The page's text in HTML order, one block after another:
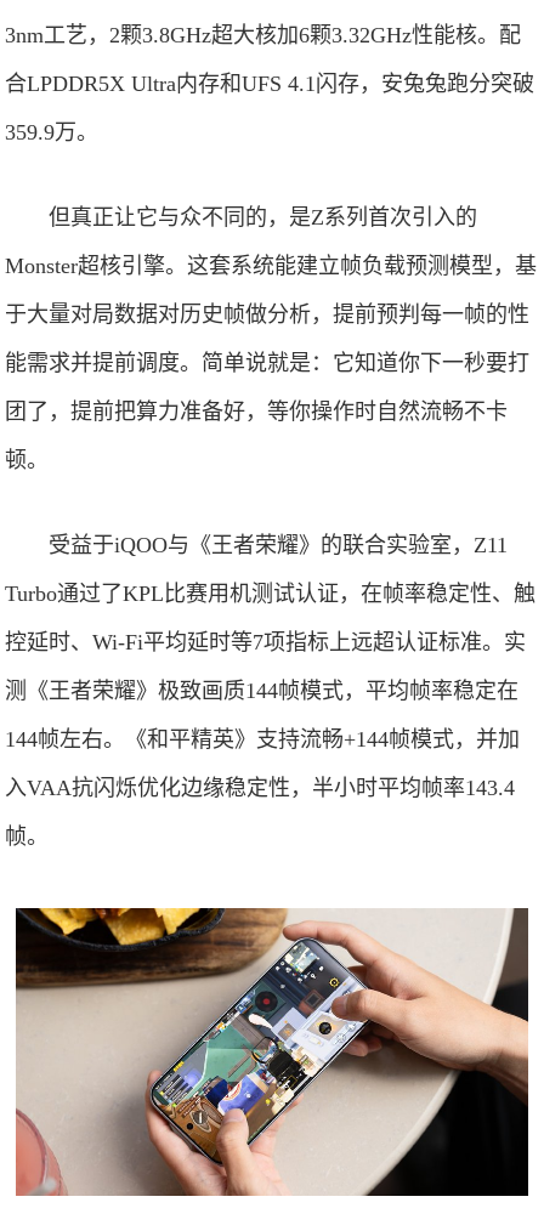
3nm工艺，2颗3.8GHz超大核加6颗3.32GHz性能核。配
合LPDDR5X Ultra内存和UFS 4.1闪存，安兔兔跑分突破
359.9万。
但真正让它与众不同的，是Z系列首次引入的
Monster超核引擎。这套系统能建立帧负载预测模型，基
于大量对局数据对历史帧做分析，提前预判每一帧的性
能需求并提前调度。简单说就是：它知道你下一秒要打
团了，提前把算力准备好，等你操作时自然流畅不卡
顿。
受益于iQOO与《王者荣耀》的联合实验室，Z11
Turbo通过了KPL比赛用机测试认证，在帧率稳定性、触
控延时、Wi-Fi平均延时等7项指标上远超认证标准。实
测《王者荣耀》极致画质144帧模式，平均帧率稳定在
144帧左右。《和平精英》支持流畅+144帧模式，并加
入VAA抗闪烁优化边缘稳定性，半小时平均帧率143.4
帧。